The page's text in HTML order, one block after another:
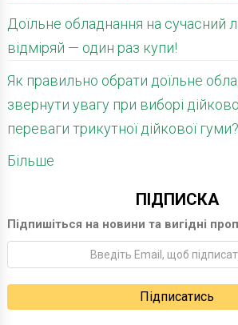
Доїльне обладнання на сучасний
відміряй — один раз купи!
Як правильно обрати доїльне
звернути увагу при виборі
переваги трикутної дійкової гуми?
Більше
ПІДПИСКА
Підпишіться на новини та вигідні